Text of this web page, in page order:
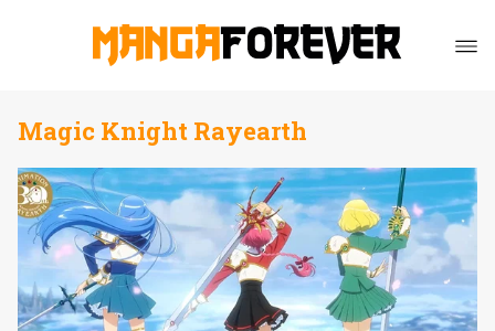
Magic Knight Rayearth